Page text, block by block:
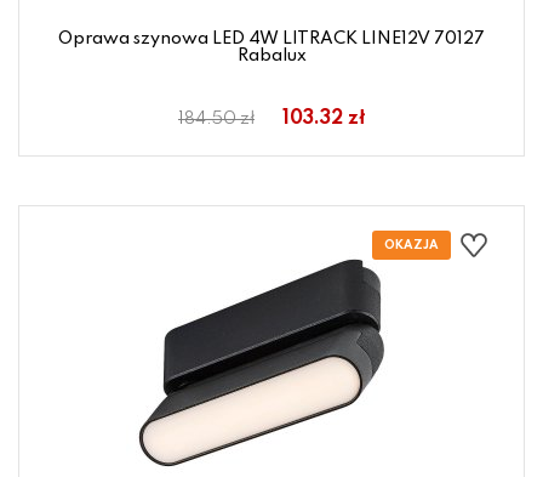
Oprawa szynowa LED 4W LITRACK LINE12V 70127
Rabalux
184.50 zł 103.32 zł